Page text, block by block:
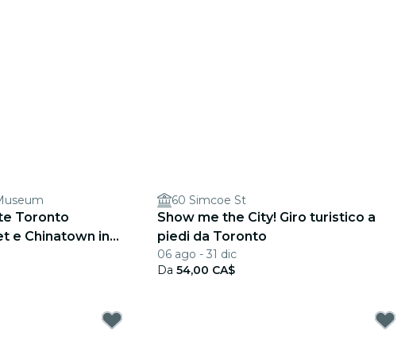
Toronto
e Chinatown in
60 Simcoe St
Show me the City! Giro turistico a
piedi da Toronto
06 ago - 31 dic
Da 54,00 CA$